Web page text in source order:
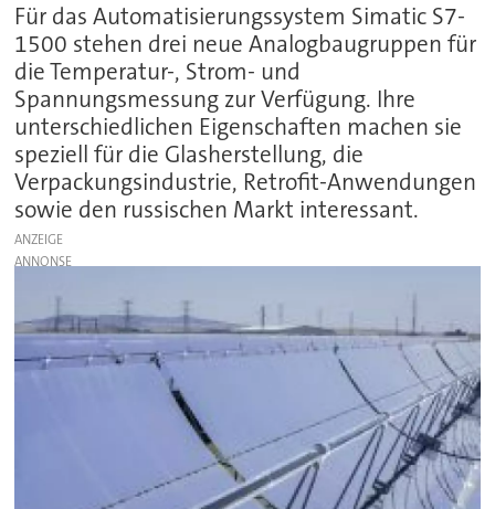
Für das Automatisierungssystem Simatic S7-
1500 stehen drei neue Analogbaugruppen für
die Temperatur-, Strom- und
Spannungsmessung zur Verfügung. Ihre
unterschiedlichen Eigenschaften machen sie
speziell für die Glasherstellung, die
Verpackungsindustrie, Retrofit-Anwendungen
sowie den russischen Markt interessant.
ANZEIGE